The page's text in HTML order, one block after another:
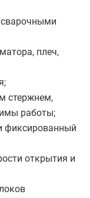
плеч,
стержнем,
работы;
фиксированный
открытия и